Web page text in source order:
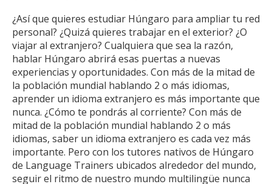
¿Así que quieres estudiar Húngaro para ampliar tu red
personal? ¿Quizá quieres trabajar en el exterior? ¿O
viajar al extranjero? Cualquiera que sea la razón,
hablar Húngaro abrirá esas puertas a nuevas
experiencias y oportunidades. Con más de la mitad de
la población mundial hablando 2 o más idiomas,
aprender un idioma extranjero es más importante que
nunca. ¿Cómo te pondrás al corriente? Con más de
mitad de la población mundial hablando 2 o más
idiomas, saber un idioma extranjero es cada vez más
importante. Pero con los tutores nativos de Húngaro
de Language Trainers ubicados alrededor del mundo,
seguir el ritmo de nuestro mundo multilingüe nunca